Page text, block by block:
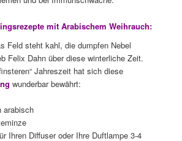
mit Arabischem Weihrauch:
Feld steht kahl, die dumpfen Nebel
Felix Dahn über diese winterliche Zeit.
Jahreszeit hat sich diese
wunderbar bewährt:
arabisch
Ihren Diffuser oder Ihre Duftlampe 3-4